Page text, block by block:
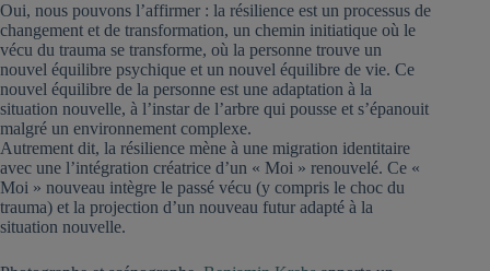
Oui, nous pouvons l’affirmer : la résilience est un processus de
changement et de transformation, un chemin initiatique où le
vécu du trauma se transforme, où la personne trouve un
nouvel équilibre psychique et un nouvel équilibre de vie. Ce
nouvel équilibre de la personne est une adaptation à la
situation nouvelle, à l’instar de l’arbre qui pousse et s’épanouit
malgré un environnement complexe.
Autrement dit, la résilience mène à une migration identitaire
avec une l’intégration créatrice d’un « Moi » renouvelé. Ce «
Moi » nouveau intègre le passé vécu (y compris le choc du
trauma) et la projection d’un nouveau futur adapté à la
situation nouvelle.